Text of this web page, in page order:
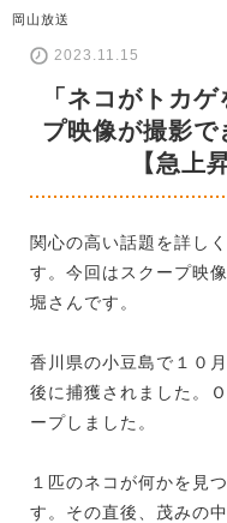
岡山放送
2023.11.15
「ネコがトカ
プ映像が撮影で
【急上
関心の高い話題を詳し
す。今回はスクープ映
堀さんです。
香川県の小豆島で１０
後に捕獲されました。
ープしました。
１匹のネコが何かを見
す。その直後、茂みの